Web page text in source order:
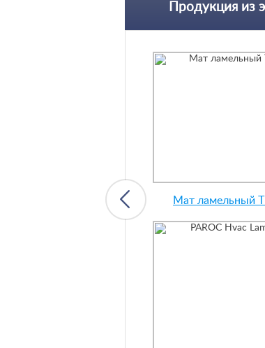
Продукция из
Мат